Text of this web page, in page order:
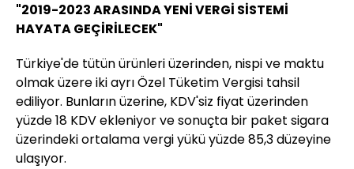
"2019-2023 ARASINDA YENİ VERGİ SİSTEMİ
HAYATA GEÇİRİLECEK"
Türkiye'de tütün ürünleri üzerinden, nispi ve maktu
olmak üzere iki ayrı Özel Tüketim Vergisi tahsil
ediliyor. Bunların üzerine, KDV'siz fiyat üzerinden
yüzde 18 KDV ekleniyor ve sonuçta bir paket sigara
üzerindeki ortalama vergi yükü yüzde 85,3 düzeyine
ulaşıyor.